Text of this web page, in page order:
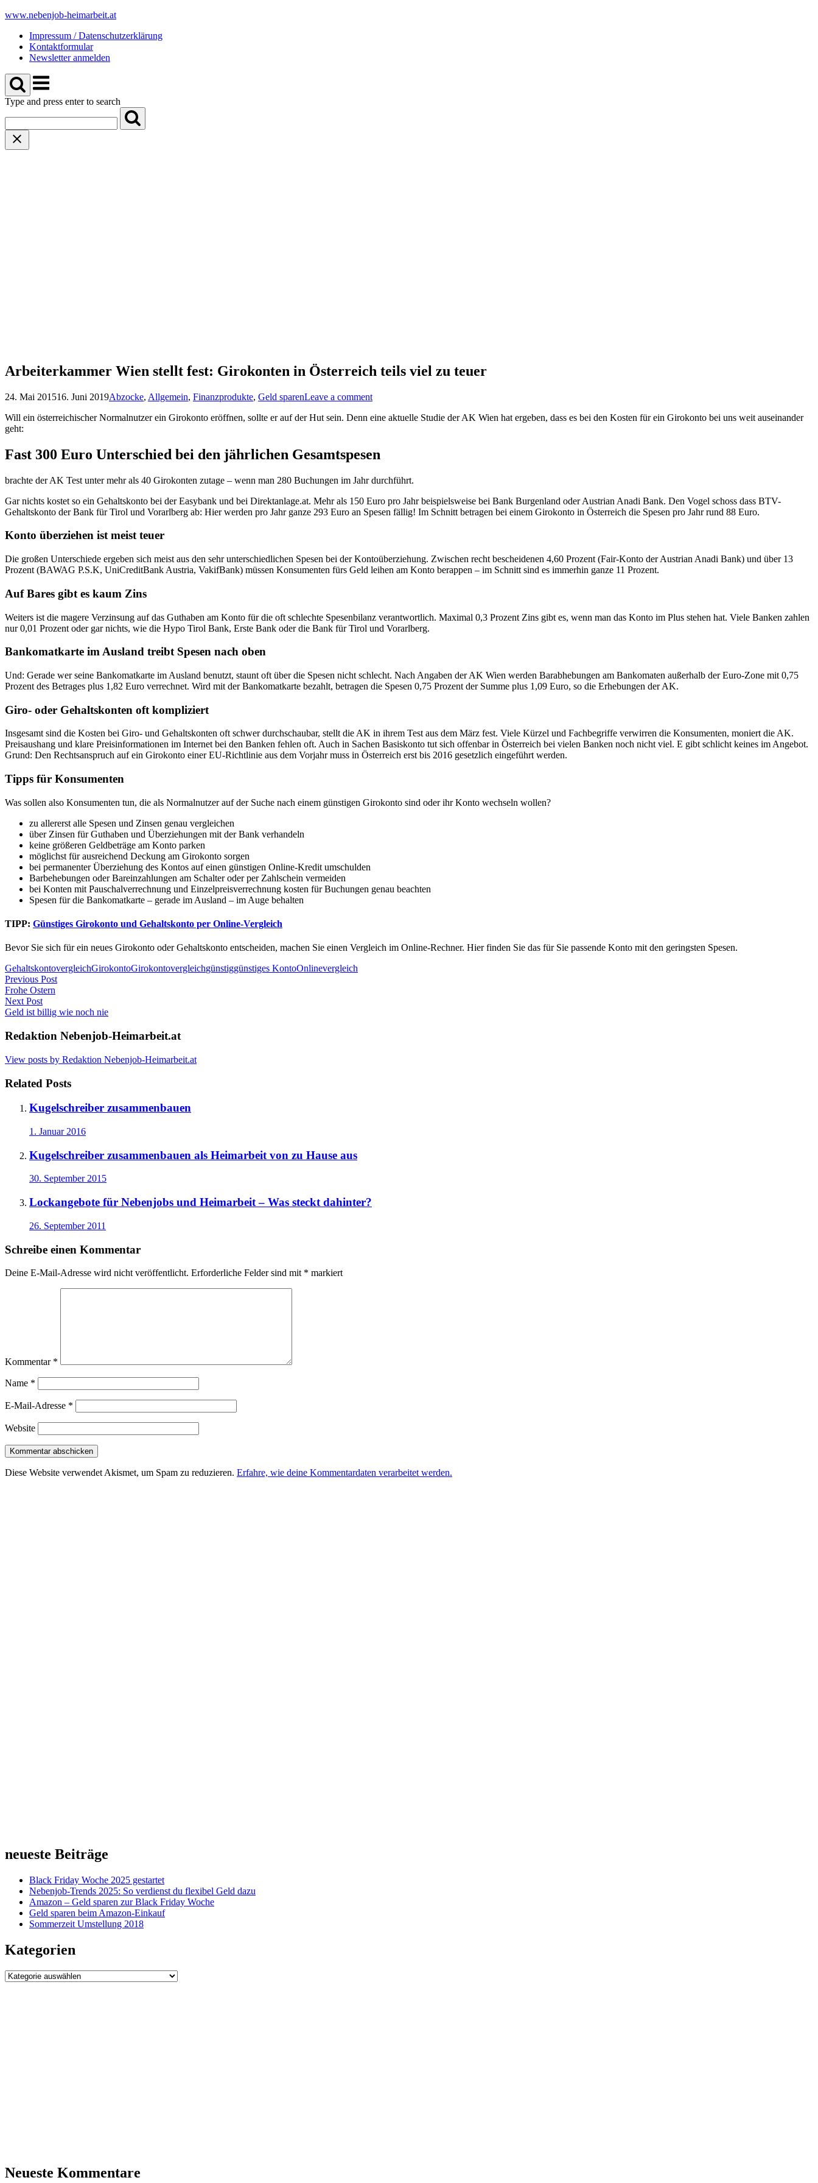
Skip
content
www.nebenjob-heimarbeit.at
Impressum / Datenschutzerklärung
Kontaktformular
Newsletter anmelden
Menu
Type and press enter to search
Arbeiterkammer Wien stellt fest: Girokonten in Österreich teils viel zu teuer
24. Mai 201516. Juni 2019Abzocke, Allgemein, Finanzprodukte, Geld sparenLeave a comment
Will ein österreichischer Normalnutzer ein Girokonto eröffnen, sollte er auf der Hut sein. Denn eine aktuelle Studie der AK Wien hat ergeben, dass es bei den Kosten für ein Girokonto bei uns weit auseinander
geht:
Fast 300 Euro Unterschied bei den jährlichen Gesamtspesen
brachte der AK Test unter mehr als 40 Girokonten zutage – wenn man 280 Buchungen im Jahr durchführt.
Gar nichts kostet so ein Gehaltskonto bei der Easybank und bei Direktanlage.at. Mehr als 150 Euro pro Jahr beispielsweise bei Bank Burgenland oder Austrian Anadi Bank. Den Vogel schoss dass BTV-
Gehaltskonto der Bank für Tirol und Vorarlberg ab: Hier werden pro Jahr ganze 293 Euro an Spesen fällig! Im Schnitt betragen bei einem Girokonto in Österreich die Spesen pro Jahr rund 88 Euro.
Konto überziehen ist meist teuer
Die großen Unterschiede ergeben sich meist aus den sehr unterschiedlichen Spesen bei der Kontoüberziehung. Zwischen recht bescheidenen 4,60 Prozent (Fair-Konto der Austrian Anadi Bank) und über 13
Prozent (BAWAG P.S.K, UniCreditBank Austria, VakifBank) müssen Konsumenten fürs Geld leihen am Konto berappen – im Schnitt sind es immerhin ganze 11 Prozent.
Auf Bares gibt es kaum Zins
Weiters ist die magere Verzinsung auf das Guthaben am Konto für die oft schlechte Spesenbilanz verantwortlich. Maximal 0,3 Prozent Zins gibt es, wenn man das Konto im Plus stehen hat. Viele Banken zahlen
nur 0,01 Prozent oder gar nichts, wie die Hypo Tirol Bank, Erste Bank oder die Bank für Tirol und Vorarlberg.
Bankomatkarte im Ausland treibt Spesen nach oben
Und: Gerade wer seine Bankomatkarte im Ausland benutzt, staunt oft über die Spesen nicht schlecht. Nach Angaben der AK Wien werden Barabhebungen am Bankomaten außerhalb der Euro-Zone mit 0,75
Prozent des Betrages plus 1,82 Euro verrechnet. Wird mit der Bankomatkarte bezahlt, betragen die Spesen 0,75 Prozent der Summe plus 1,09 Euro, so die Erhebungen der AK.
Giro- oder Gehaltskonten oft kompliziert
Insgesamt sind die Kosten bei Giro- und Gehaltskonten oft schwer durchschaubar, stellt die AK in ihrem Test aus dem März fest. Viele Kürzel und Fachbegriffe verwirren die Konsumenten, moniert die AK.
Preisaushang und klare Preisinformationen im Internet bei den Banken fehlen oft. Auch in Sachen Basiskonto tut sich offenbar in Österreich bei vielen Banken noch nicht viel. E gibt schlicht keines im Angebot.
Grund: Den Rechtsanspruch auf ein Girokonto einer EU-Richtlinie aus dem Vorjahr muss in Österreich erst bis 2016 gesetzlich eingeführt werden.
Tipps für Konsumenten
Was sollen also Konsumenten tun, die als Normalnutzer auf der Suche nach einem günstigen Girokonto sind oder ihr Konto wechseln wollen?
zu allererst alle Spesen und Zinsen genau vergleichen
über Zinsen für Guthaben und Überziehungen mit der Bank verhandeln
keine größeren Geldbeträge am Konto parken
möglichst für ausreichend Deckung am Girokonto sorgen
bei permanenter Überziehung des Kontos auf einen günstigen Online-Kredit umschulden
Barbehebungen oder Bareinzahlungen am Schalter oder per Zahlschein vermeiden
bei Konten mit Pauschalverrechnung und Einzelpreisverrechnung kosten für Buchungen genau beachten
Spesen für die Bankomatkarte – gerade im Ausland – im Auge behalten
TIPP: Günstiges Girokonto und Gehaltskonto per Online-Vergleich
Bevor Sie sich für ein neues Girokonto oder Gehaltskonto entscheiden, machen Sie einen Vergleich im Online-Rechner. Hier finden Sie das für Sie passende Konto mit den geringsten Spesen.
GehaltskontovergleichGirokontoGirokontovergleichgünstiggünstiges KontoOnlinevergleich
Post
navigation
Previous Post
Frohe Ostern
Next Post
Geld ist billig wie noch nie
Redaktion Nebenjob-Heimarbeit.at
View posts by Redaktion Nebenjob-Heimarbeit.at
Related Posts
Kugelschreiber zusammenbauen
1. Januar 2016
Kugelschreiber zusammenbauen als Heimarbeit von zu Hause aus
30. September 2015
Lockangebote für Nebenjobs und Heimarbeit – Was steckt dahinter?
26. September 2011
Schreibe einen Kommentar
Deine E-Mail-Adresse wird nicht veröffentlicht. Erforderliche Felder sind mit * markiert
Kommentar *
Name *
E-Mail-Adresse *
Website
Diese Website verwendet Akismet, um Spam zu reduzieren. Erfahre, wie deine Kommentardaten verarbeitet werden.
neueste Beiträge
Black Friday Woche 2025 gestartet
Nebenjob-Trends 2025: So verdienst du flexibel Geld dazu
Amazon – Geld sparen zur Black Friday Woche
Geld sparen beim Amazon-Einkauf
Sommerzeit Umstellung 2018
Kategorien
Kategorien
Neueste Kommentare